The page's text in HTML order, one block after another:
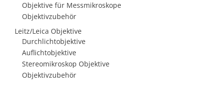
Objektive für Messmikroskope
Objektivzubehör
Leitz/Leica Objektive
Durchlichtobjektive
Auflichtobjektive
Stereomikroskop Objektive
Objektivzubehör